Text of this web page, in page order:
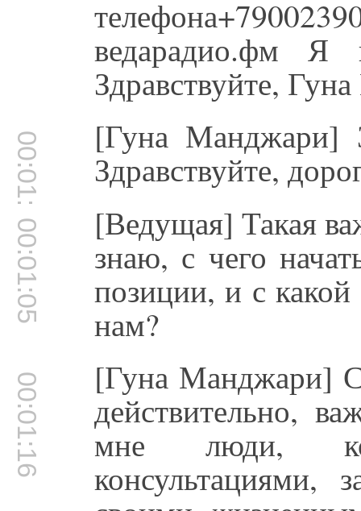
ведарадио.фм Я
Здравствуйте,
00:01:00 [Гуна Манджари]
Здравствуйте,
00:01:05 [Ведущая] Такая
знаю, с чего
позиции, и с какой
нам?
00:01:16 [Гуна Манджари]
действительно,
мне люди,
консультациями,